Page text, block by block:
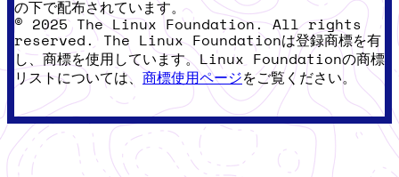
の下で配布されています。
© 2025 The Linux Foundation. All rights
reserved. The Linux Foundationは登録商標を有
し、商標を使用しています。Linux Foundationの商標
リストについては、 商標使用ページをご覧ください。